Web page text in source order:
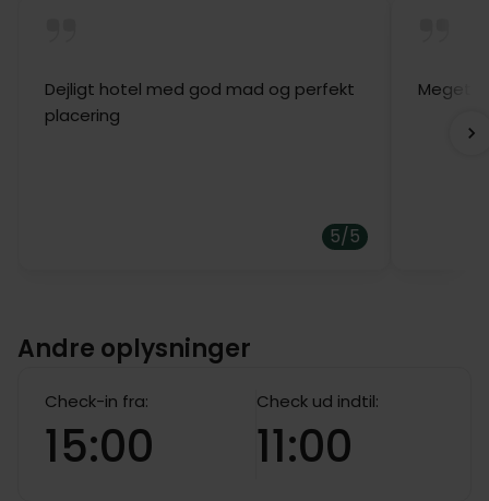
enten egen terrasse eller altan på alle værelser.
Dejligt hotel med god mad og perfekt
placering
5/5
Meget
Andre oplysninger
Check-in fra:
15:00
Check ud indtil:
11:00